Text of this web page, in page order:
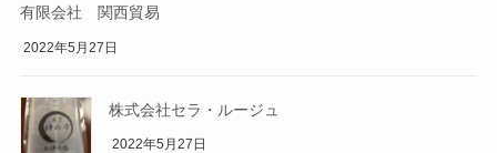
有限会社 関西貿易
2022年5月27日
株式会社セラ・ルージュ
2022年5月27日